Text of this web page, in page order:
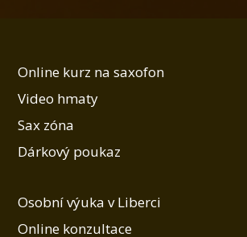
Online kurz na saxofon
Video hmaty
Sax zóna
Dárkový poukaz
Osobní výuka v Liberci
Online konzultace